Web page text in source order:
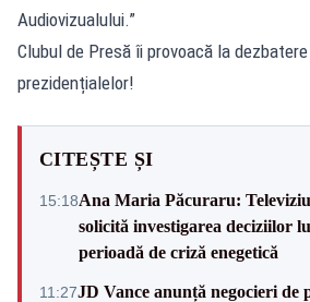
Audiovizualului.”
Clubul de Presă îi provoacă la
prezidențialelor!
CITEȘTE ȘI
15:18Ana Maria Păcuraru:
solicită investigarea deciziilor
perioadă de criză enegetică
11:27JD Vance anunță negocieri de